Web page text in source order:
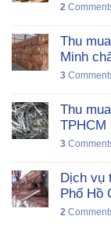
2
Thu
Minh
3
Thu
TPHCM
3
Dịch vụ
Phố Hồ
2